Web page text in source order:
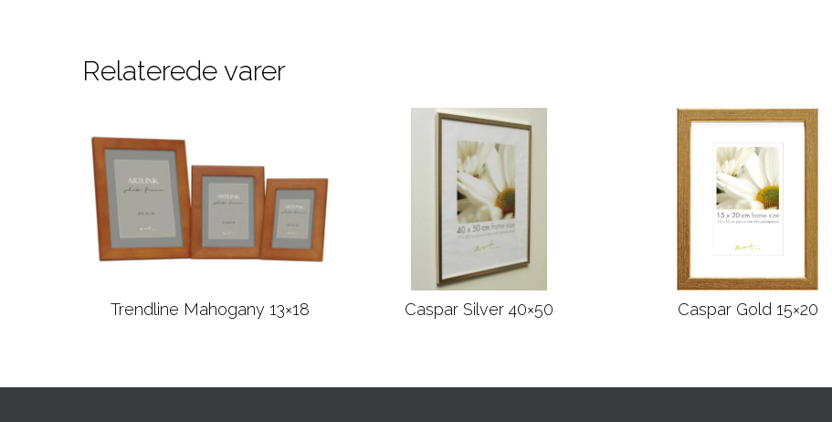
Relaterede varer
Læs mere
Trendline Mahogany 13×18 Læs mere
Caspar Silver 40×50 Læs mere
Caspar Gold 15×20